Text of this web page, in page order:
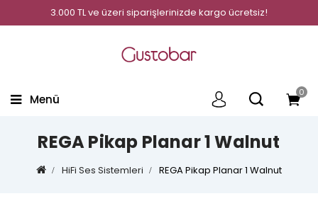
3.000 TL ve üzeri siparişlerinizde kargo ücretsiz!
0
Menü
REGA Pikap Planar 1 Walnut
HiFi Ses Sistemleri REGA Pikap Planar 1 Walnut